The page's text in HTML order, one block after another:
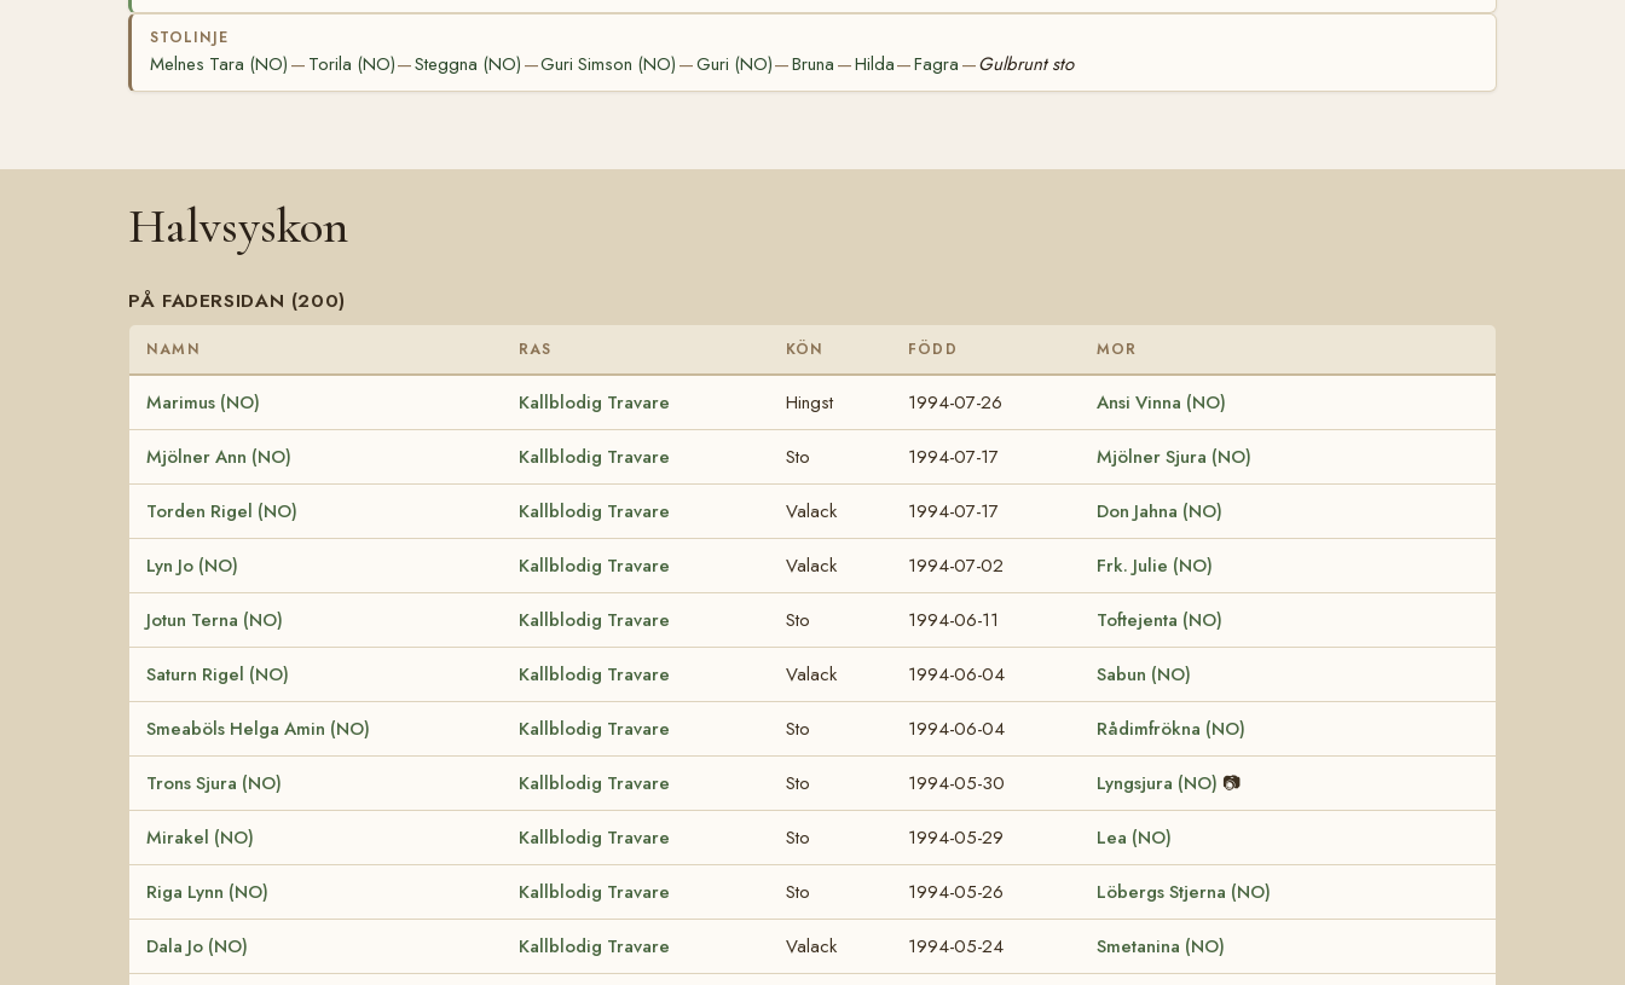
STOLINJE
Melnes Tara (NO) — Torila (NO)—Steggna (NO) —Guri Simson (NO) —Guri (NO)—Bruna —Hilda—Fagra —Gulbrunt sto
Halvsyskon
PÅ FADERSIDAN (200)
NAMN RAS KÖN FÖDD MOR
Marimus (NO) Kallblodig Travare Hingst 1994-07-26 Ansi Vinna (NO)
Mjölner Ann (NO) Kallblodig Travare Sto 1994-07-17 Mjölner Sjura (NO)
Torden Rigel (NO) Kallblodig Travare Valack 1994-07-17 Don Jahna (NO)
Lyn Jo (NO) Kallblodig Travare Valack 1994-07-02 Frk. Julie (NO)
Jotun Terna (NO) Kallblodig Travare Sto 1994-06-11 Toftejenta (NO)
Saturn Rigel (NO) Kallblodig Travare Valack 1994-06-04 Sabun (NO)
Smeaböls Helga Amin (NO) Kallblodig Travare Sto 1994-06-04 Rådimfrökna (NO)
Trons Sjura (NO) Kallblodig Travare Sto 1994-05-30 Lyngsjura (NO) 📷
Mirakel (NO) Kallblodig Travare Sto 1994-05-29 Lea (NO)
Riga Lynn (NO) Kallblodig Travare Sto 1994-05-26 Löbergs Stjerna (NO)
Dala Jo (NO) Kallblodig Travare Valack 1994-05-24 Smetanina (NO)